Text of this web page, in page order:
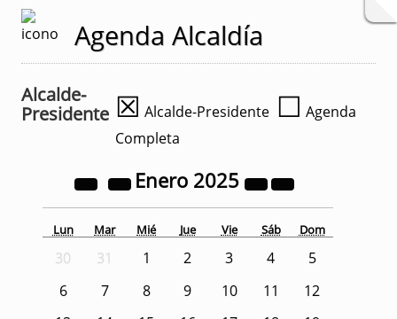
Agenda Alcaldía
Alcalde-
Presidente ☒ Alcalde-Presidente ☐ Agenda
Completa
Enero 2025
Lun Mar Mié Jue Vie Sáb Dom
30 31 1 2 3 4
5
6
7 8 9 10 11
12